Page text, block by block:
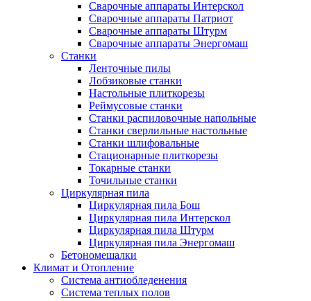
Сварочные аппараты Интерскол
Сварочные аппараты Патриот
Сварочные аппараты Штурм
Сварочные аппараты Энергомаш
Станки
Ленточные пилы
Лобзиковые станки
Настольные плиткорезы
Реймусовые станки
Станки распиловочные напольные
Станки сверлильные настольные
Станки шлифовальные
Стационарные плиткорезы
Токарные станки
Точильные станки
Циркулярная пила
Циркулярная пила Бош
Циркулярная пила Интерскол
Циркулярная пила Штурм
Циркулярная пила Энергомаш
Бетономешалки
Климат и Отопление
Система антиобледенения
Система теплых полов